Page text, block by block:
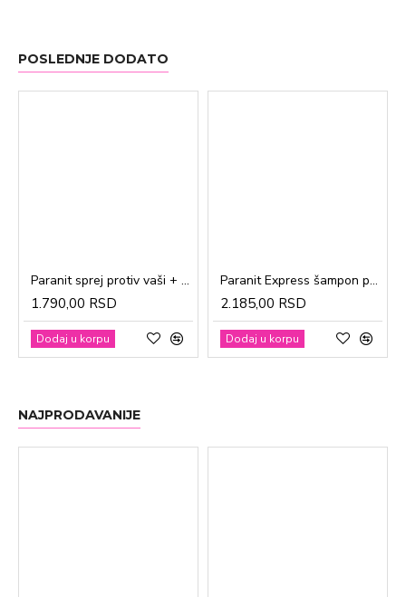
POSLEDNJE DODATO
Paranit sprej protiv vaši + češalj 100ml
1.790,00 RSD
Dodaj u korpu
Paranit Express šampon protiv vaši + češalj 200ml
2.185,00 RSD
Dodaj u korpu
NAJPRODAVANIJE